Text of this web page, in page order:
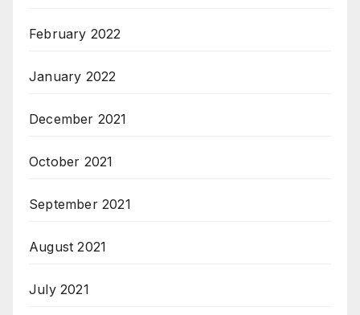
February 2022
January 2022
December 2021
October 2021
September 2021
August 2021
July 2021